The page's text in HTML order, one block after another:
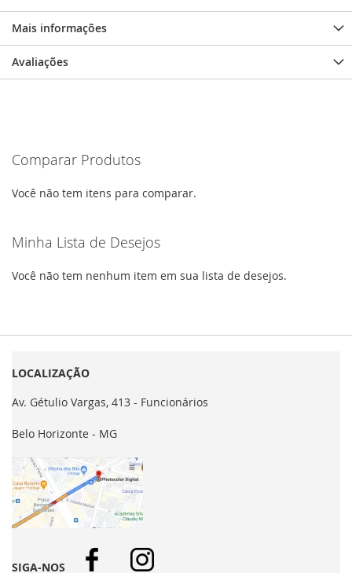
Mais informações
Avaliações
Comparar Produtos
Você não tem itens para comparar.
Minha Lista de Desejos
Você não tem nenhum item em sua lista de desejos.
LOCALIZAÇÃO
Av. Gétulio Vargas, 413 - Funcionários
Belo Horizonte - MG
SIGA-NOS